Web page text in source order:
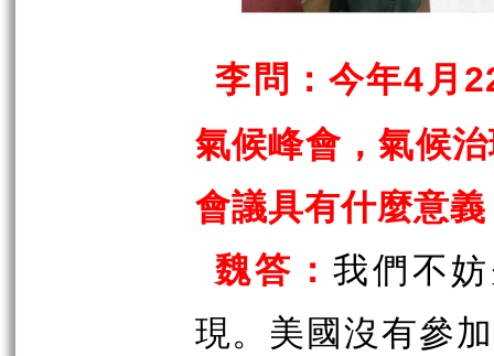
李問：今年4月
氣候峰會，氣候
會議具有什麼意
魏答：我們不
現。美國沒有參加